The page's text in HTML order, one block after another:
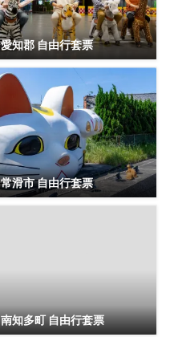
愛知郡 自由行套票
常滑市 自由行套票
南知多町 自由行套票